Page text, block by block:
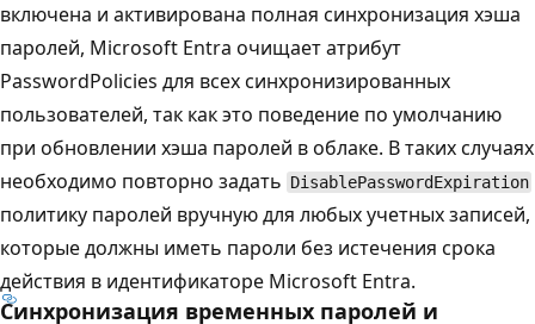
включена и активирована полная синхронизация хэша
паролей, Microsoft Entra очищает атрибут
PasswordPolicies для всех синхронизированных
пользователей, так как это поведение по умолчанию
при обновлении хэша паролей в облаке. В таких случаях
необходимо повторно задать DisablePasswordExpiration
политику паролей вручную для любых учетных записей,
которые должны иметь пароли без истечения срока
действия в идентификаторе Microsoft Entra.
Синхронизация временных паролей и